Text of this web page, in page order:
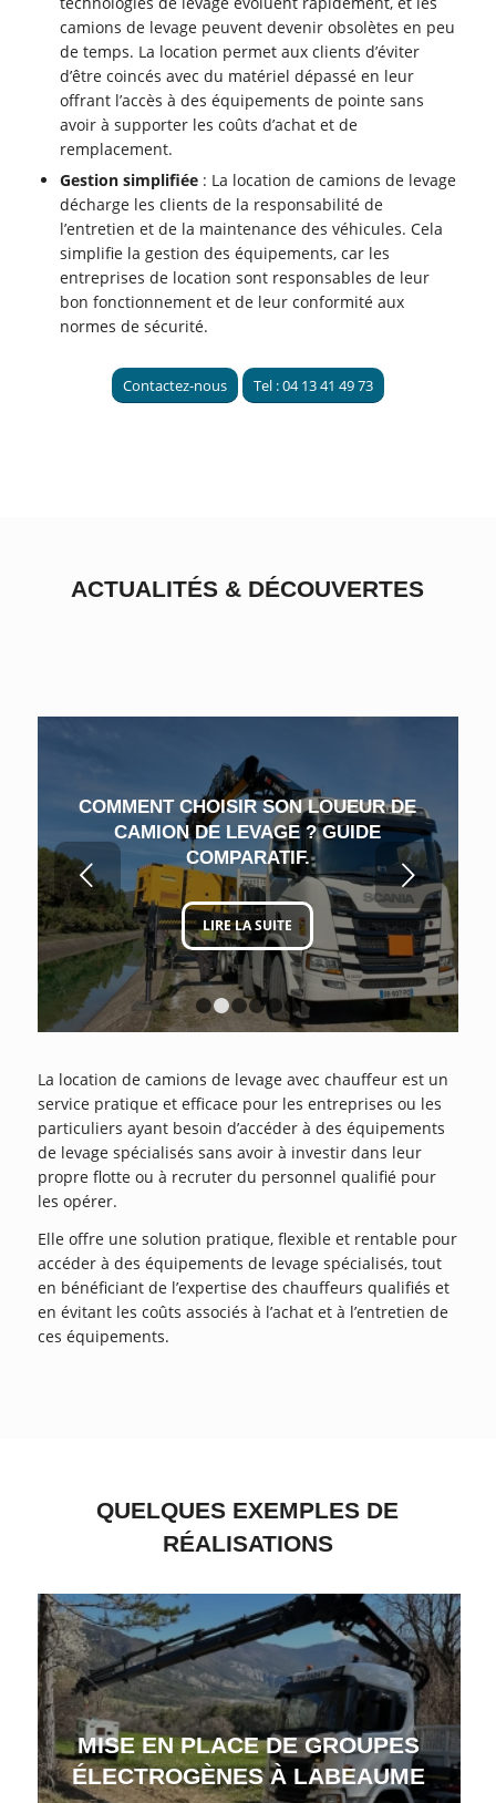
camions de levage peuvent devenir obsolètes en peu
de temps. La location permet aux clients d’éviter
d’être coincés avec du matériel dépassé en leur
offrant l’accès à des équipements de pointe sans
avoir à supporter les coûts d’achat et de
remplacement.
Gestion simplifiée : La location de camions de levage
décharge les clients de la responsabilité de
l’entretien et de la maintenance des véhicules. Cela
simplifie la gestion des équipements, car les
entreprises de location sont responsables de leur
bon fonctionnement et de leur conformité aux
normes de sécurité.
Contactez-nous Tel : 04 13 41 49 73
ACTUALITÉS & DÉCOUVERTES
COMMENT CHOISIR SON LOUEUR DE
CAMION DE LEVAGE ? GUIDE
COMPARATIF.
LIRE LA SUITE
Suivant
3 4 5 6
La location de camions de levage avec chauffeur est un
service pratique et efficace pour les entreprises ou les
particuliers ayant besoin d’accéder à des équipements
de levage spécialisés sans avoir à investir dans leur
propre flotte ou à recruter du personnel qualifié pour
les opérer.
Elle offre une solution pratique, flexible et rentable pour
accéder à des équipements de levage spécialisés, tout
en bénéficiant de l’expertise des chauffeurs qualifiés et
en évitant les coûts associés à l’achat et à l’entretien de
ces équipements.
QUELQUES EXEMPLES DE
RÉALISATIONS
MISE EN PLACE DE GROUPES
ÉLECTROGÈNES À LABEAUME